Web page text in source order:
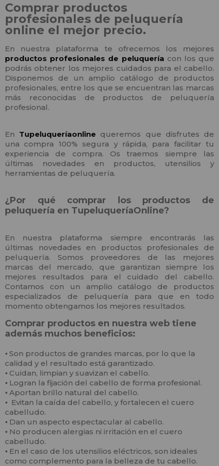
Comprar productos
profesionales de peluquería
online el mejor precio.
En nuestra plataforma te ofrecemos los mejores
productos profesionales de peluquería con los que
podrás obtener los mejores cuidados para el cabello.
Disponemos de un amplio catálogo de productos
profesionales, entre los que se encuentran las marcas
más reconocidas de productos de peluquería
profesional.
En Tupeluqueríaonline queremos que disfrutes de
una compra 100% segura y rápida, para facilitar tu
experiencia de compra. Os traemos siempre las
últimas novedades en productos, utensilios y
herramientas de peluquería.
¿Por qué comprar los productos de
peluquería en TupeluqueríaOnline?
En nuestra plataforma siempre encontrarás las
últimas novedades en productos profesionales de
peluquería. Somos proveedores de las mejores
marcas del mercado, que garantizan siempre los
mejores resultados para el cuidado del cabello.
Contamos con un amplio catálogo de productos
especializados de peluquería para que en todo
momento obtengamos los mejores resultados.
Comprar productos en nuestra web tiene
además muchos beneficios:
⦁ Son productos de grandes marcas, por lo que la
calidad y el resultado está garantizado.
⦁ Cuidan, limpian y suavizan el cabello.
⦁ Logran la fijación del cabello de forma profesional.
⦁ Aportan brillo natural del cabello.
⦁ Evitan la caída del cabello, y fortalecen el cuero
cabelludo.
⦁ Dan un aspecto espectacular al cabello.
⦁ No producen alergias ni irritación en el cuero
cabelludo.
⦁ En el caso de los utensilios eléctricos, son ideales
como complemento para la belleza de tu cabello.